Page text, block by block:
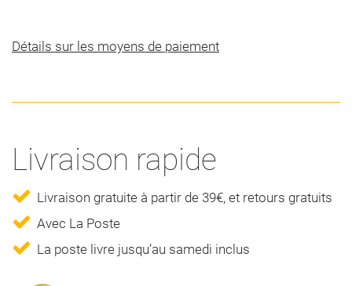
Détails sur les moyens de paiement
Livraison rapide
Livraison gratuite à partir de 39€, et retours gratuits
Avec La Poste
La poste livre jusqu’au samedi inclus